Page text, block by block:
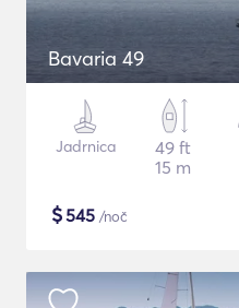
Bavaria 49
Jadrnica
49 ft
15 m
$545 /noč